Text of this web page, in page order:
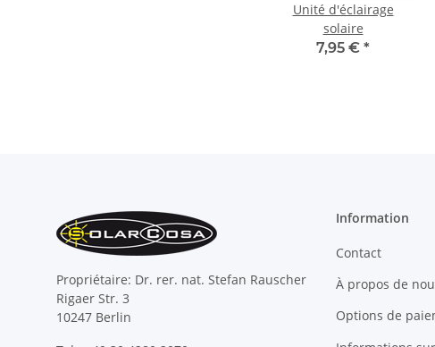
Unité d'éclairage
solaire
7,95 € *
Propriétaire: Dr. rer. nat. Stefan Rauscher
Rigaer Str. 3
10247 Berlin
Information
Contact
À propos de
Options de